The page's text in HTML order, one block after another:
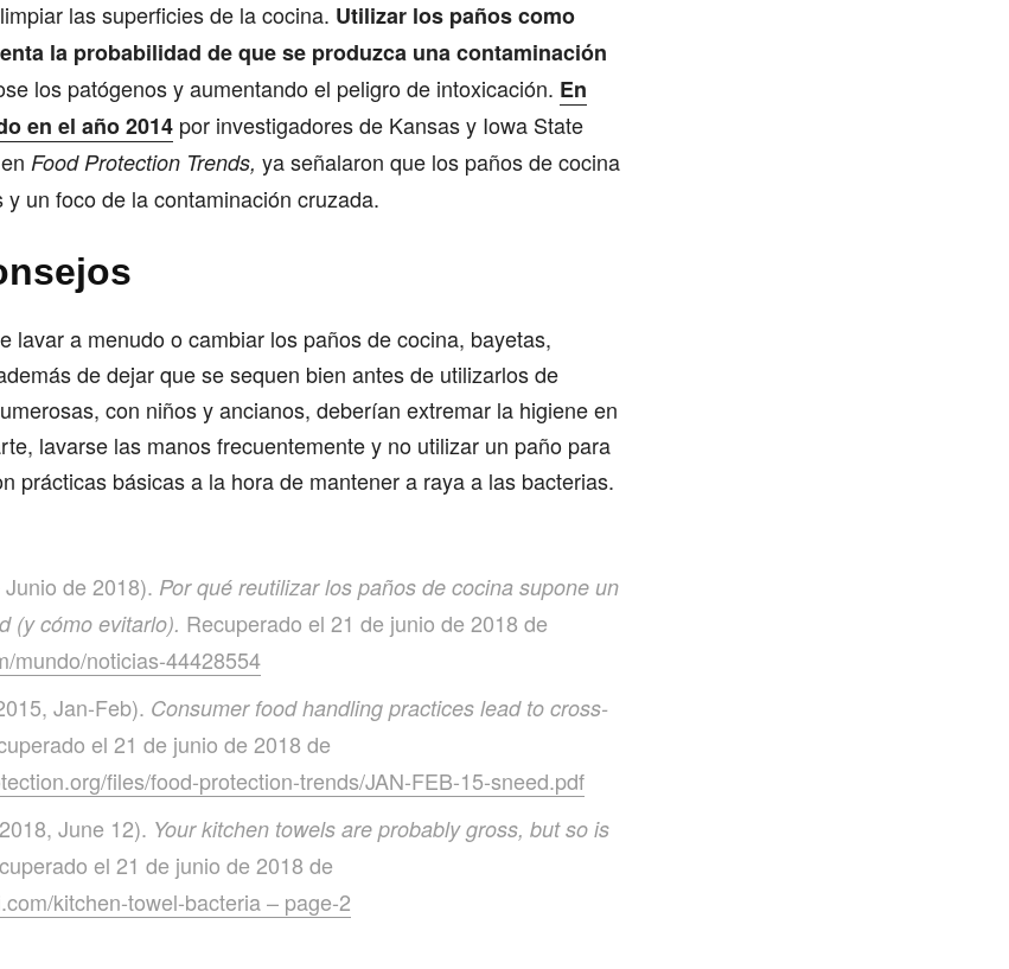
las superficies de la cocina. Utilizar los paños como
la probabilidad de que se produzca una contaminación
los patógenos y aumentando el peligro de intoxicación. En
en el año 2014 por investigadores de Kansas y Iowa State
Food Protection Trends, ya señalaron que los paños de cocina
un foco de la contaminación cruzada.
lavar a menudo o cambiar los paños de cocina, bayetas,
de dejar que se sequen bien antes de utilizarlos de
con niños y ancianos, deberían extremar la higiene en
lavarse las manos frecuentemente y no utilizar un paño para
prácticas básicas a la hora de mantener a raya a las bacterias.
de 2018). Por qué reutilizar los paños de cocina supone un
(y cómo evitarlo). Recuperado el 21 de junio de 2018 de
mundo/noticias-44428554
Jan-Feb). Consumer food handling practices lead to cross-
el 21 de junio de 2018 de
files/food-protection-trends/JAN-FEB-15-sneed.pdf
June 12). Your kitchen towels are probably gross, but so is
el 21 de junio de 2018 de
kitchen-towel-bacteria – page-2